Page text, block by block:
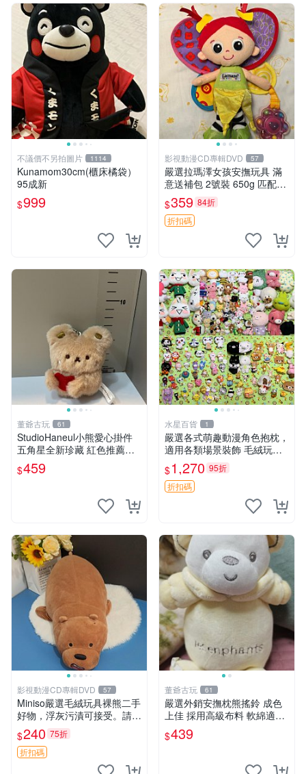
不議價不另拍圖片 1114
Kunamom30cm(櫃床橘袋）
95成新
$999
影視動漫CD專輯DVD 57
嚴選拉瑪澤女孩安撫玩具 滿
意送補包 2號裝 650g 匹配嬰
幼童舒壓好伴侶 女孩專用 安
心選擇 安撫玩偶 衝包 玩具
$359 84折
折扣碼
董爺古玩 61
StudioHaneul小熊愛心掛件
五角星全新珍藏 紅色推薦收
藏 玩具掛飾 掛件 新品
$459
水星百貨 1
嚴選各式萌趣動漫角色抱枕，
適用各類場景裝飾 毛絨玩
具、卡通抱枕、趣味玩偶
$1,270 95折
折扣碼
影視動漫CD專輯DVD 57
Miniso嚴選毛絨玩具裸熊二手
好物，浮灰污漬可接受。請詳
閱照片再下單，售出不退不
換。全新品相收藏推薦。 裸
熊 毛絨玩具 收藏
$240 75折
折扣碼
董爺古玩 61
嚴選外銷安撫枕熊搖鈴 成色
上佳 採用高級布料 軟綿適合
收藏 安心選購 安撫枕 熊玩具
搖鈴
$439